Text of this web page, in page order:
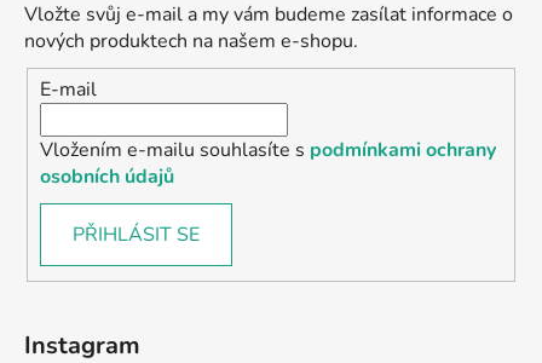
Vložte svůj e-mail a my vám budeme zasílat informace o
nových produktech na našem e-shopu.
E-mail
Vložením e-mailu souhlasíte s podmínkami ochrany
osobních údajů
PŘIHLÁSIT SE
Instagram